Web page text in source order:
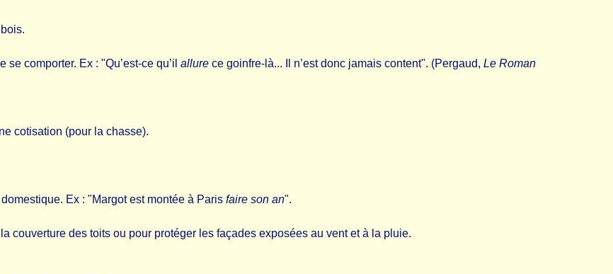
comporter. Ex : "Qu’est-ce qu’il allure ce goinfre-là... Il n’est donc jamais content". (Pergaud, Le Roman
cotisation (pour la chasse).
Ex : "Margot est montée à Paris faire son an".
couverture des toits ou pour protéger les façades exposées au vent et à la pluie.